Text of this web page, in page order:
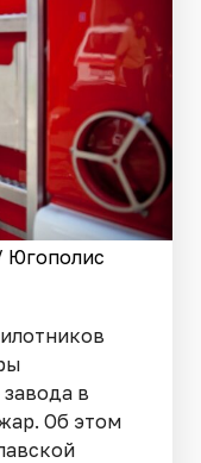
Югополис
в
Об этом